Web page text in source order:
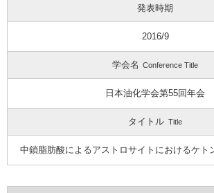
発表時期
2016/9
学会名 Conference Title
日本油化学会第55回年会
タイトル Title
中鎖脂肪酸によるアストロサイトにおけるケト